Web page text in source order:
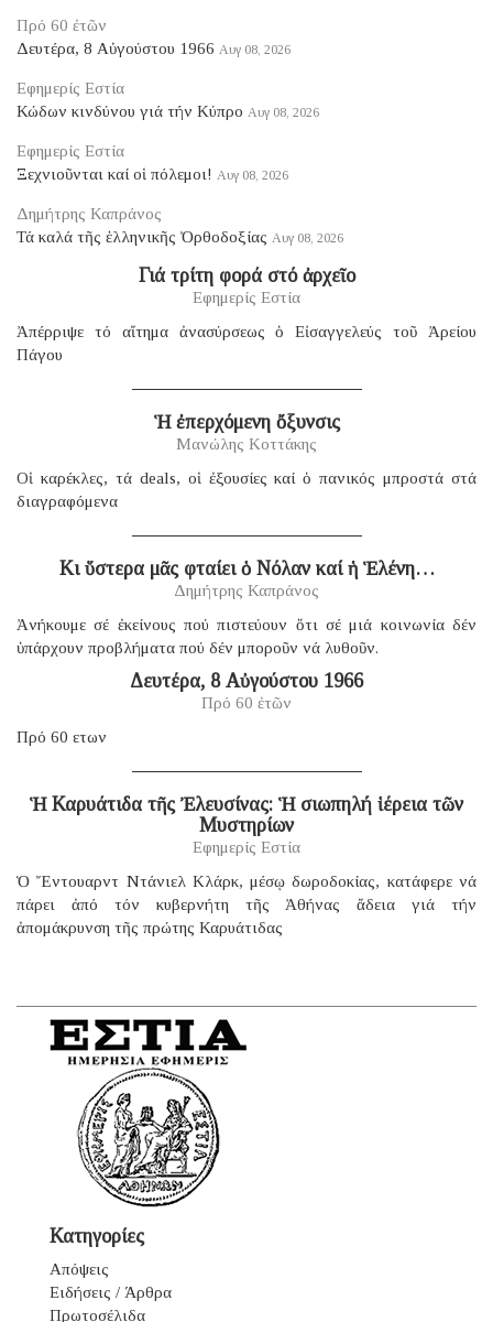
Πρό 60 ἐτῶν
Δευτέρα, 8 Αὐγούστου 1966 Αυγ 08, 2026
Εφημερίς Εστία
Κώδων κινδύνου γιά τήν Κύπρο Αυγ 08, 2026
Εφημερίς Εστία
Ξεχνιοῦνται καί οἱ πόλεμοι! Αυγ 08, 2026
Δημήτρης Καπράνος
Τά καλά τῆς ἑλληνικῆς Ὀρθοδοξίας Αυγ 08, 2026
Γιά τρίτη φορά στό ἀρχεῖο
Εφημερίς Εστία
Ἀπέρριψε τό αἴτημα ἀνασύρσεως ὁ Εἰσαγγελεύς τοῦ Ἀρείου
Πάγου
Ἡ ἐπερχόμενη ὄξυνσις
Μανώλης Κοττάκης
Οἱ καρέκλες, τά deals, οἱ ἐξουσίες καί ὁ πανικός μπροστά στά
διαγραφόμενα
Κι ὕστερα μᾶς φταίει ὁ Νόλαν καί ἡ Ἑλένη…
Δημήτρης Καπράνος
Ἀνήκουμε σέ ἐκείνους πού πιστεύουν ὅτι σέ μιά κοινωνία δέν
ὑπάρχουν προβλήματα πού δέν μποροῦν νά λυθοῦν.
Δευτέρα, 8 Αὐγούστου 1966
Πρό 60 ἐτῶν
Πρό 60 ετων
Ἡ Καρυάτιδα τῆς Ἐλευσίνας: Ἡ σιωπηλή ἱέρεια τῶν
Μυστηρίων
Εφημερίς Εστία
Ὁ Ἔντουαρντ Ντάνιελ Κλάρκ, μέσῳ δωροδοκίας, κατάφερε νά
πάρει ἀπό τόν κυβερνήτη τῆς Ἀθήνας ἄδεια γιά τήν
ἀπομάκρυνση τῆς πρώτης Καρυάτιδας
Κατηγορίες
Απόψεις
Ειδήσεις / Άρθρα
Πρωτοσέλιδα